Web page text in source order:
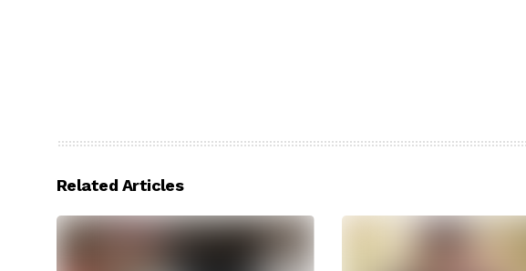
Related Articles